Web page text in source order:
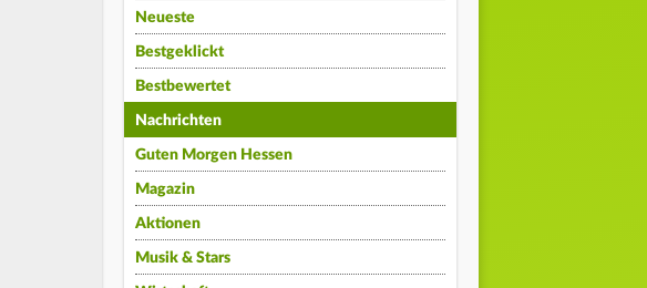
Neueste
Bestgeklickt
Bestbewertet
Nachrichten
Guten Morgen Hessen
Magazin
Aktionen
Musik & Stars